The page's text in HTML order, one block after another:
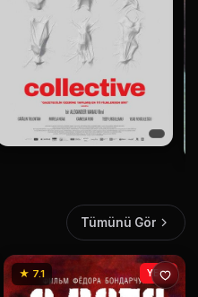
Tümünü Gör
★ 7.1 YENİ